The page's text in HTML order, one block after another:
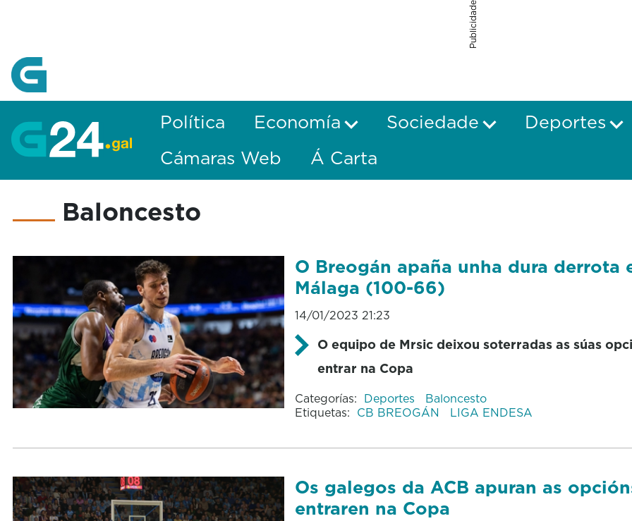
Publicidade
Política Economía Sociedade Deportes
Cámaras Web
Á Carta
Baloncesto
O Breogán apaña unha dura derrota
Málaga (100-66)
14/01/2023 21:23
O equipo de Mrsic deixou soterradas as súas
entrar na Copa
Categorías: Deportes
Baloncesto
Etiquetas: CB BREOGÁN LIGA ENDESA
Os galegos da ACB apuran as
entraren na Copa